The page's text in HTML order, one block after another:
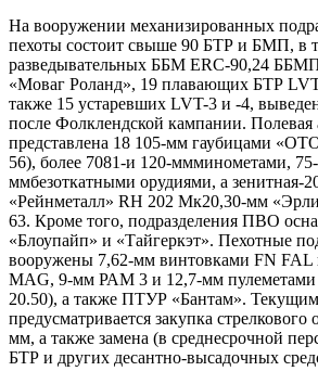
На вооружении механизированных
пехоты состоит свыше 90 БТР и БМП, в
разведывательных ББМ ERC-90,24
«Моваг Роланд», 19 плавающих БТР
также 15 устаревших LVT-3 и -4,
после Фолклендской кампании. Полевая
представлена 18 105-мм гаубицами
56), более 7081-и 120-ммминометами,
ммбезоткатными орудиями, а зенитная-
«Рейнметалл» RH 202 Мк20,30-мм
63. Кроме того, подразделения ПВО
«Блоупайп» и «Тайгеркэт». Пехотные
вооружены 7,62-мм винтовками FN FAL
MAG, 9-мм РАМ 3 и 12,7-мм
20.50), а также ПТУР «Бантам».
предусматривается закупка
мм, а также замена (в среднесрочной
БТР и других десантно-высадочных